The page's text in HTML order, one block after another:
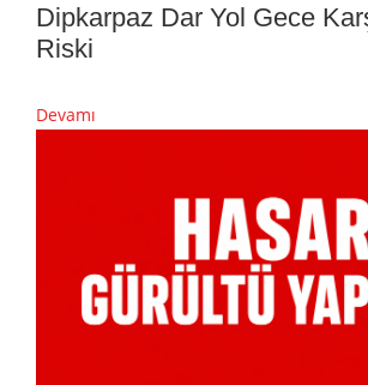
Dipkarpaz Dar Yol Gece
Riski
Devamı